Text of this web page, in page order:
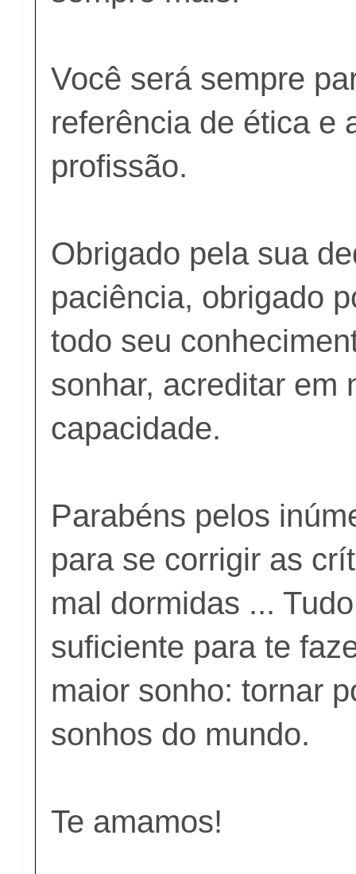
Você será sempre
referência de ética e
profissão.
Obrigado pela sua
paciência, obrigado
todo seu
sonhar, acreditar em
capacidade.
Parabéns pelos
para se corrigir as
mal dormidas ...
suficiente para te
maior sonho: tornar
sonhos do mundo.
Te amamos!